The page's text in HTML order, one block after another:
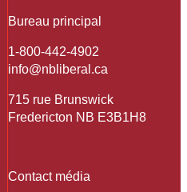
Bureau principal
1-800-442-4902
info@nbliberal.ca
715 rue Brunswick
Fredericton NB E3B1H8
Contact média